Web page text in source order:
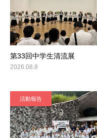
第33回中学生清流展
2026.08.8
活動報告